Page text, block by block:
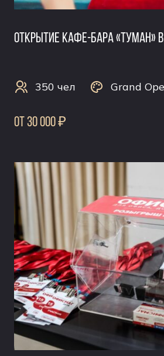
Открытие кафе-бара «Туман»
350 чел Grand
0т 30 000 ₽